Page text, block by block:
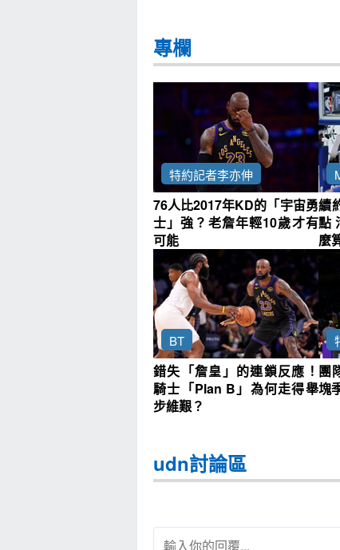
專欄
特約記者李亦伸
76人比2017年KD的「宇宙勇
士」強？老詹年輕10歲才有
可能
續
點
麼
BT
錯失「詹皇」的連鎖反應！
騎士「Plan B」為何走得舉
步維艱？
團
塊
udn討論區